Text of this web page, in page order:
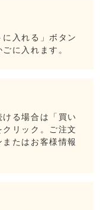
入れる」ボタン
に入れます。
る場合は「買い
リック。ご注文
たはお客様情報